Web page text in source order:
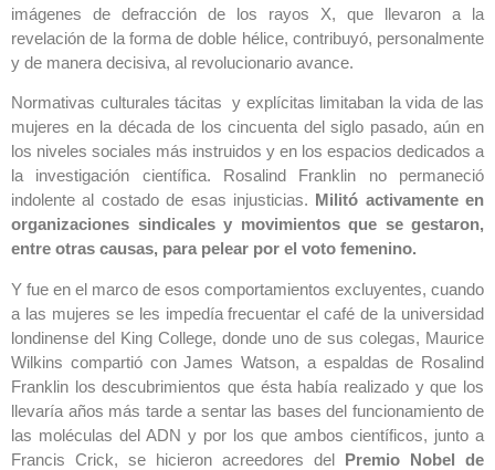
imágenes de defracción de los rayos X, que llevaron a la
revelación de la forma de doble hélice, contribuyó, personalmente
y de manera decisiva, al revolucionario avance.
Normativas culturales tácitas y explícitas limitaban la vida de las
mujeres en la década de los cincuenta del siglo pasado, aún en
los niveles sociales más instruidos y en los espacios dedicados a
la investigación científica. Rosalind Franklin no permaneció
indolente al costado de esas injusticias. Militó activamente en
organizaciones sindicales y movimientos que se gestaron,
entre otras causas, para pelear por el voto femenino.
Y fue en el marco de esos comportamientos excluyentes, cuando
a las mujeres se les impedía frecuentar el café de la universidad
londinense del King College, donde uno de sus colegas, Maurice
Wilkins compartió con James Watson, a espaldas de Rosalind
Franklin los descubrimientos que ésta había realizado y que los
llevaría años más tarde a sentar las bases del funcionamiento de
las moléculas del ADN y por los que ambos científicos, junto a
Francis Crick, se hicieron acreedores del Premio Nobel de